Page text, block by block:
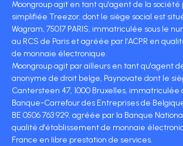
Moongroup agit en tant qu'agent de la société
simplifiée Treezor, dont le siège social est
Wagram, 75017 PARIS, immatriculée sous le
au RCS de Paris et agréée par l’ACPR en
de monnaie électronique.
Moongroup agit par ailleurs en tant qu'agent
anonyme de droit belge, Paynovate dont le
Cantersteen 47, 1000 Bruxelles, immatriculée
Banque-Carrefour des Entreprises de
BE 0506 763 929, agréée par la Banque
qualité d'établissement de monnaie
France en libre prestation de services.